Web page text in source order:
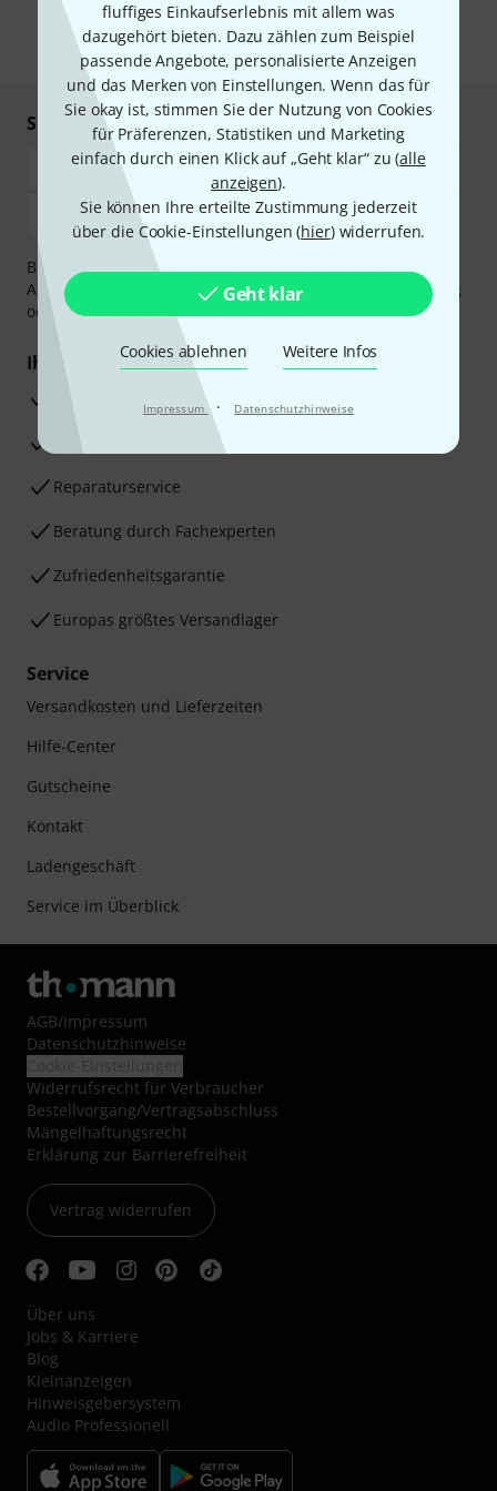
fluffiges Einkaufserlebnis mit allem was
dazugehört bieten. Dazu zählen zum Beispiel
passende Angebote, personalisierte Anzeigen
und das Merken von Einstellungen. Wenn das für
Sie okay ist, stimmen Sie der Nutzung von Cookies
für Präferenzen, Statistiken und Marketing
einfach durch einen Klick auf „Geht klar“ zu (alle
anzeigen).
Sie können Ihre erteilte Zustimmung jederzeit
über die Cookie-Einstellungen (hier) widerrufen.
Geht klar
Cookies ablehnen Weitere Infos
Impressum · Datenschutzhinweise
unserenDatenschutzhinweisen.
* Pflichtfeld
Sicher einkaufen & bezahlen
Bezahlen Sie vertraulich und sicher per Vorkasse, PayPal,
Amazon Pay,
Klarna Sofort bezahlen,
Klarna Ratenzahlung
oder Kreditkarte.
Ihre Vorteile
3 Jahre Thomann Garantie
30 Tage Money-Back-Garantie
Reparaturservice
Beratung durch Fachexperten
Zufriedenheitsgarantie
Europas größtes Versandlager
Service
Versandkosten und Lieferzeiten
Hilfe-Center
Gutscheine
Kontakt
Ladengeschäft
Service im Überblick
AGB/Impressum
Datenschutzhinweise
Widerrufsrecht für Verbraucher
Bestellvorgang/Vertragsabschluss
Mängelhaftungsrecht
Erklärung zur Barrierefreiheit
Vertrag widerrufen
Über uns
Jobs & Karriere
Blog
Kleinanzeigen
Hinweisgebersystem
Audio Professionell